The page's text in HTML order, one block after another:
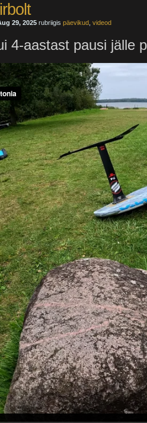
29, 2025 rubriigis päevikud videod
4-aastast pausi jälle